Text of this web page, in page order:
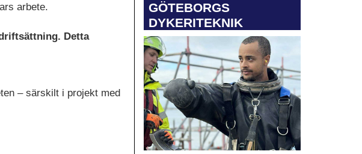
arbete.
Detta
– särskilt i projekt med
GÖTEBORGS
DYKERITEKNIK